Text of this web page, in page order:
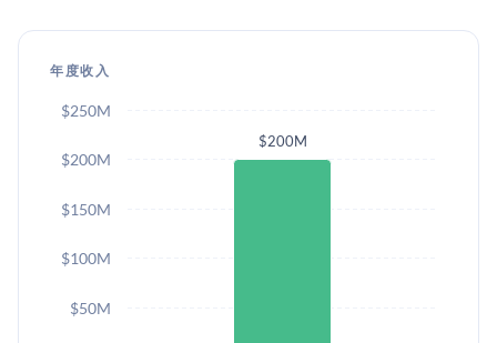
年度收入
$200M
$50M
$100M
$150M
$200M
$250M